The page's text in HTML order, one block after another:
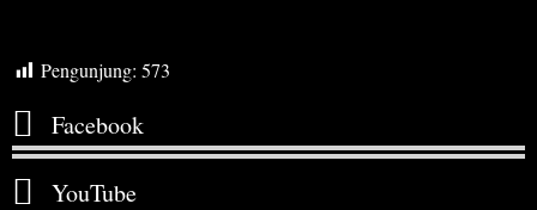
Pengunjung: 573
Facebook
YouTube